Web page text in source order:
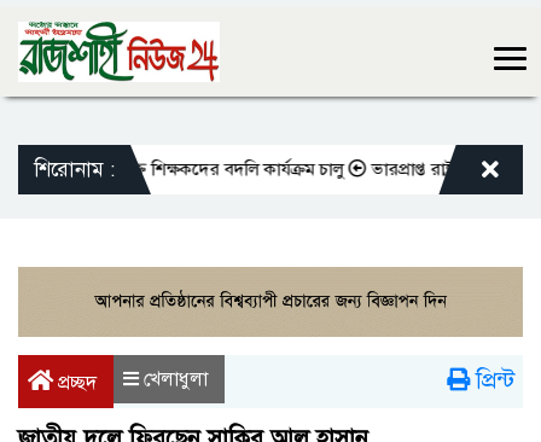
শিরোনাম :
এমপিওভুক্ত শিক্ষকদের বদলি কার্যক্রম চালু ভারপ্রাপ্ত রাষ্ট্রপতিকে শুভেচ্ছা
প্রচ্ছদ খেলাধুলা প্রিন্ট